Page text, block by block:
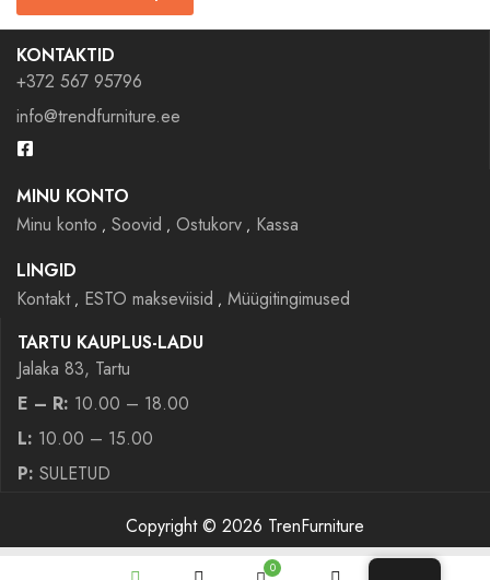
KONTAKTID
+372 567 95796
info@trendfurniture.ee
MINU KONTO
Minu konto
Soovid Ostukorv
Kassa
LINGID
Kontakt
ESTO makseviisid
Müügitingimused
TARTU KAUPLUS-LADU
Jalaka 83, Tartu
E – R: 10.00 – 18.00
L: 10.00 – 15.00
P: SULETUD
Copyright © 2026 TrenFurniture
0